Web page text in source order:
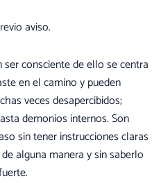
aviso.
consciente de ello se centra
en el camino y pueden
veces desapercibidos;
demonios internos. Son
sin tener instrucciones claras
alguna manera y sin saberlo